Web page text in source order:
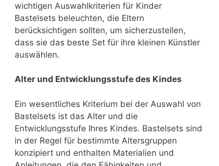
wichtigen Auswahlkriterien für Kinder
Bastelsets beleuchten, die Eltern
berücksichtigen sollten, um sicherzustellen,
dass sie das beste Set für ihre kleinen Künstler
auswählen.
Alter und Entwicklungsstufe des Kindes
Ein wesentliches Kriterium bei der Auswahl von
Bastelsets ist das Alter und die
Entwicklungsstufe Ihres Kindes. Bastelsets sind
in der Regel für bestimmte Altersgruppen
konzipiert und enthalten Materialien und